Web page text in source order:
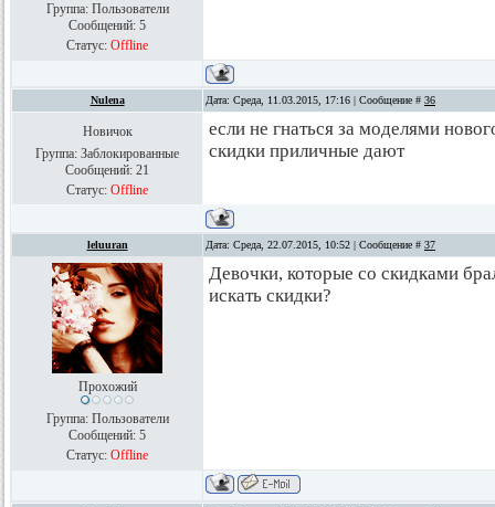
Группа: Пользователи
Сообщений: 5
Статус: Offline
Nulena Дата: Среда, 11.03.2015, 17:16 | Сообщение # 36
Новичок
Группа: Заблокированные
Сообщений: 21
Статус: Offline
если не гнаться за моделями
скидки приличные дают
leluuran Дата: Среда, 22.07.2015, 10:52 | Сообщение # 37
Прохожий
Группа: Пользователи
Сообщений: 5
Статус: Offline
Девочки, которые со скидками
искать скидки?